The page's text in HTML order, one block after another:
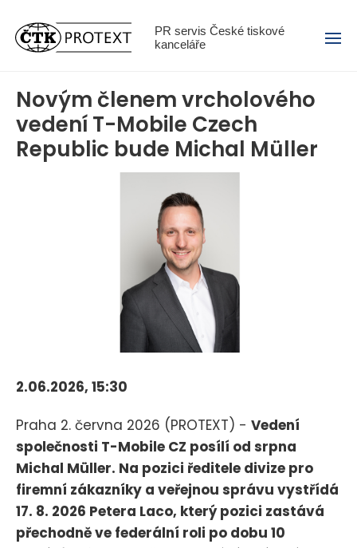
PR servis České tiskové
kanceláře
Menu
Novým členem vrcholového
vedení T-Mobile Czech
Republic bude Michal Müller
2.06.2026, 15:30
Praha 2. června 2026 (PROTEXT) - Vedení
společnosti T-Mobile CZ posílí od srpna
Michal Müller. Na pozici ředitele divize pro
firemní zákazníky a veřejnou správu vystřídá
17. 8. 2026 Petera Laco, který pozici zastává
přechodně ve federální roli po dobu 10